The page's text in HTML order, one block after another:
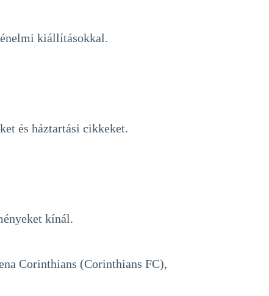
kiállításokkal.
és háztartási cikkeket.
kínál.
Corinthians (Corinthians FC),